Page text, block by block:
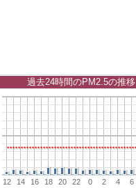
12 14 16 18 20 22 0 2 4 6
過去24時間のPM2.5の推移